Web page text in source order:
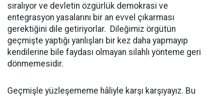
sıralıyor ve devletin özgürlük demokrasi ve
entegrasyon yasalarını bir an evvel çıkarması
gerektiğini dile getiriyorlar. Dileğimiz örgütün
geçmişte yaptığı yanlışları bir kez daha yapmayıp
kendilerine bile faydası olmayan silahlı yönteme geri
dönmemesidir.
Geçmişle yüzleşememe hâliyle karşı karşıyayız. Bu